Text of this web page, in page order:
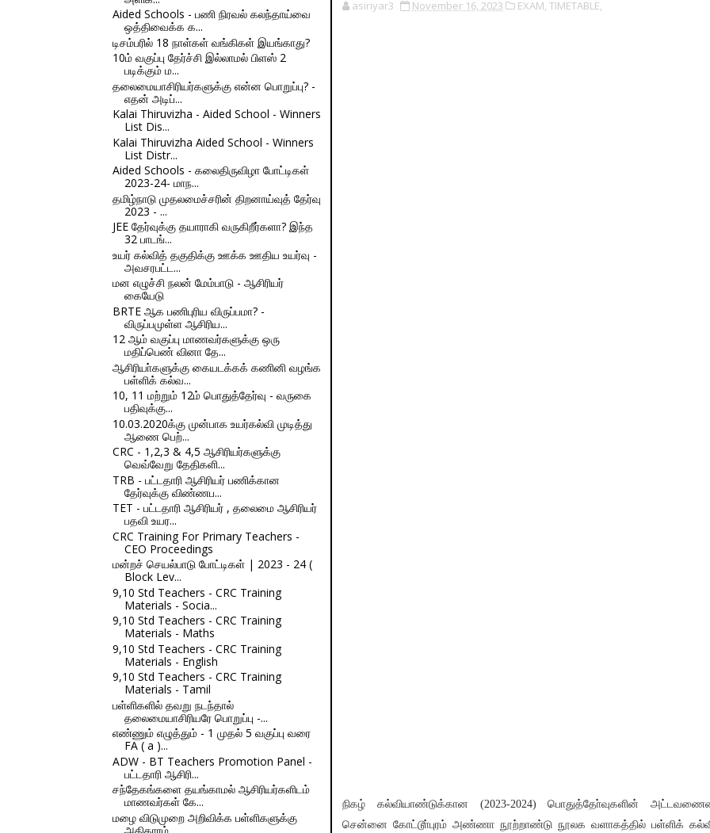
Aided Schools - பணி நிரவல் கலந்தாய்வை
ஒத்திவைக்க க...
டிசம்பரில் 18 நாள்கள் வங்கிகள் இயங்காது?
10ம் வகுப்பு தேர்ச்சி இல்லாமல் பிளஸ் 2
படிக்கும் ம...
தலைமையாசிரியர்களுக்கு என்ன பொறுப்பு? -
எதன் அடிப்...
Kalai Thiruvizha - Aided School - Winners
List Dis...
Kalai Thiruvizha Aided School - Winners
List Distr...
Aided Schools - கலைதிருவிழா போட்டிகள்
2023-24- மாந...
தமிழ்நாடு முதலமைச்சரின் திறனாய்வுத் தேர்வு
2023 - ...
JEE தேர்வுக்கு தயாராகி வருகிறீர்களா? இந்த
32 பாடங்...
உயர் கல்வித் தகுதிக்கு ஊக்க ஊதிய உயர்வு -
அவசரபட்ட...
மன எழுச்சி நலன் மேம்பாடு - ஆசிரியர்
கையேடு
BRTE ஆக பணிபுரிய விருப்பமா? -
விருப்பமுள்ள ஆசிரிய...
12 ஆம் வகுப்பு மாணவர்களுக்கு ஒரு
மதிப்பெண் வினா தே...
ஆசிரியா்களுக்கு கையடக்கக் கணினி வழங்க
பள்ளிக் கல்வ...
10, 11 மற்றும் 12ம் பொதுத்தேர்வு - வருகை
பதிவுக்கு...
10.03.2020க்கு முன்பாக உயர்கல்வி முடித்து
ஆணை பெற்...
CRC - 1,2,3 & 4,5 ஆசிரியர்களுக்கு
வெவ்வேறு தேதிகளி...
TRB - பட்டதாரி ஆசிரியர் பணிக்கான
தேர்வுக்கு விண்ணப...
TET - பட்டதாரி ஆசிரியர் , தலைமை ஆசிரியர்
பதவி உயர...
CRC Training For Primary Teachers -
CEO Proceedings
மன்றச் செயல்பாடு போட்டிகள் | 2023 - 24 (
Block Lev...
9,10 Std Teachers - CRC Training
Materials - Socia...
9,10 Std Teachers - CRC Training
Materials - Maths
9,10 Std Teachers - CRC Training
Materials - English
9,10 Std Teachers - CRC Training
Materials - Tamil
பள்ளிகளில் தவறு நடந்தால்
தலைமையாசிரியரே பொறுப்பு -...
எண்ணும் எழுத்தும் - 1 முதல் 5 வகுப்பு வரை
FA ( a )...
ADW - BT Teachers Promotion Panel -
பட்டதாரி ஆசிரி...
சந்தேகங்களை தயங்காமல் ஆசிரியர்களிடம்
மாணவர்கள் கே...
மழை விடுமுறை அறிவிக்க பள்ளிகளுக்கு
அதிகாரம்
asiriyar3 November 16, 2023 EXAM, TIMETABLE,
நிகழ் கல்வியாண்டுக்கான (2023-2024) பொதுத்தோ்வுகளின்
சென்னை கோட்டூா்புரம் அண்ணா நூற்றாண்டு நூலக வளாகத்தில் பள்ளிக்